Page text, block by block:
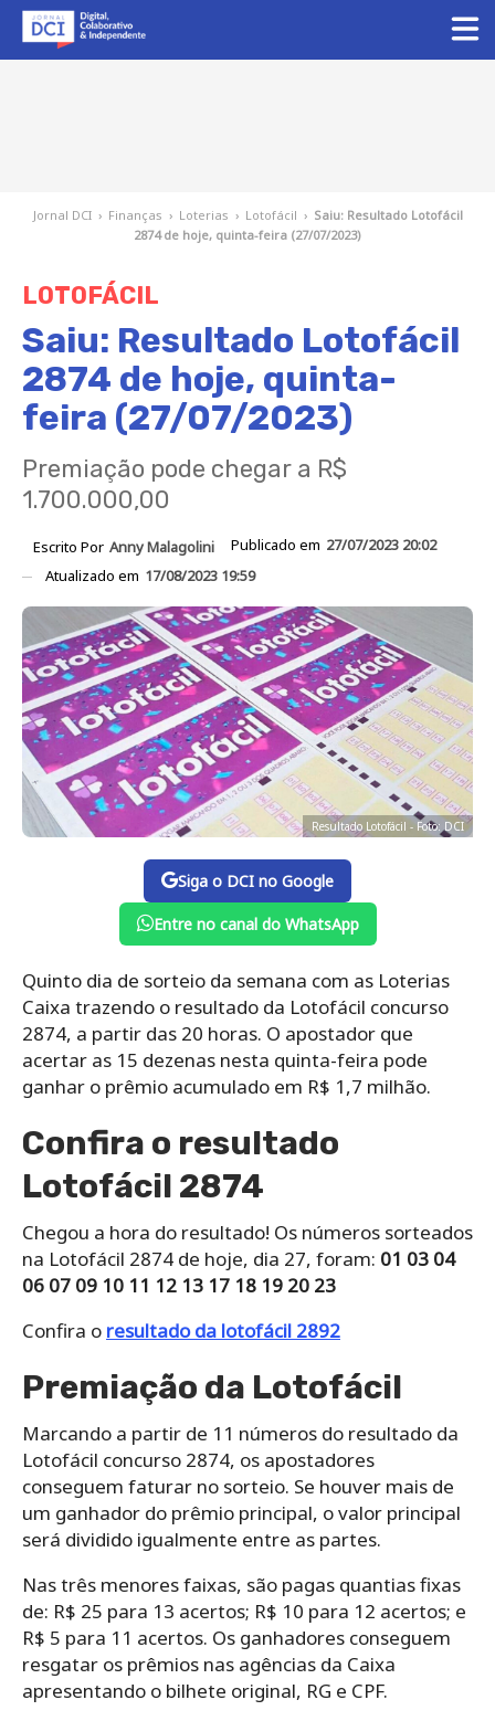
Jornal DCI › Finanças › Loterias › Lotofácil › Saiu: Resultado Lotofácil
2874 de hoje, quinta-feira (27/07/2023)
LOTOFÁCIL
Saiu: Resultado Lotofácil
2874 de hoje, quinta-
feira (27/07/2023)
Premiação pode chegar a R$
1.700.000,00
Escrito Por Anny Malagolini Publicado em 27/07/2023 20:02
Atualizado em 17/08/2023 19:59
Resultado Lotofácil - Foto: DCI
Siga o DCI no Google
Entre no canal do WhatsApp
Quinto dia de sorteio da semana com as Loterias
Caixa trazendo o resultado da Lotofácil concurso
2874, a partir das 20 horas. O apostador que
acertar as 15 dezenas nesta quinta-feira pode
ganhar o prêmio acumulado em R$ 1,7 milhão.
Confira o resultado
Lotofácil 2874
Chegou a hora do resultado! Os números sorteados
na Lotofácil 2874 de hoje, dia 27, foram: 01 03 04
06 07 09 10 11 12 13 17 18 19 20 23
Confira o resultado da lotofácil 2892
Premiação da Lotofácil
Marcando a partir de 11 números do resultado da
Lotofácil concurso 2874, os apostadores
conseguem faturar no sorteio. Se houver mais de
um ganhador do prêmio principal, o valor principal
será dividido igualmente entre as partes.
Nas três menores faixas, são pagas quantias fixas
de: R$ 25 para 13 acertos; R$ 10 para 12 acertos; e
R$ 5 para 11 acertos. Os ganhadores conseguem
resgatar os prêmios nas agências da Caixa
apresentando o bilhete original, RG e CPF.